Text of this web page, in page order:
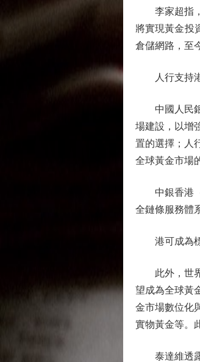
李家超指，
將實現黃金投
倉儲網路，至
人行支持港
中國人民銀
場建設，以增
置的選擇；人
全球黃金市場
中銀香港（
全鏈條服務體
港可成為標
此外，世界
望成為全球黃
金市場數位化
實物黃金等。
泰達維透露